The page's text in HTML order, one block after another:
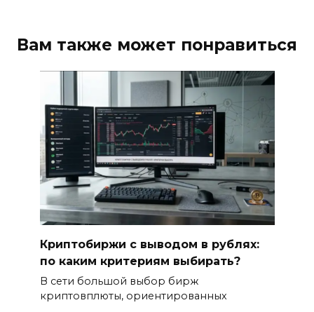
Вам также может понравиться
Криптобиржи с выводом в рублях:
по каким критериям выбирать?
В сети большой выбор бирж
криптовплюты, ориентированных